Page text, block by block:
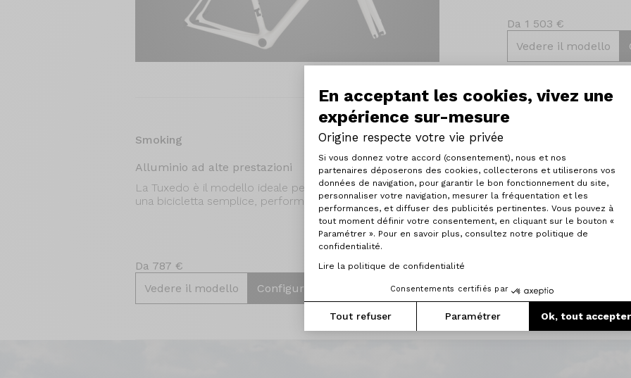
En acceptant les cookies, vivez une
expérience sur-mesure
Origine respecte votre vie privée
Plateforme de Gestion du
Si vous donnez votre accord (consentement), nous et nos
partenaires déposerons des cookies, collecterons et utiliserons vos
données de navigation, pour garantir le bon fonctionnement du site,
personnaliser votre navigation, mesurer la fréquentation et les
performances, et diffuser des publicités pertinentes. Vous pouvez à
tout moment définir votre consentement, en cliquant sur le bouton «
Paramétrer ». Pour en savoir plus, consultez notre politique de
confidentialité.
Lire la politique de confidentialité
Consentements certifiés par
Tout refuser Paramétrer Ok, tout accepter
Axeptio consent
Da 1 503 €
Vedere il modello
Smoking
Alluminio ad alte prestazioni
La Tuxedo è il modello ideale per i ciclisti che cercano
una bicicletta semplice, performante e senza fronzoli.
Da 787 €
Vedere il modello
Configura